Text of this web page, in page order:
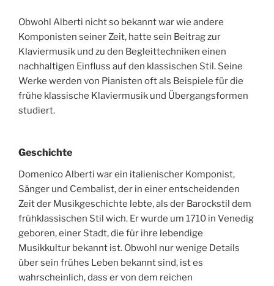
Obwohl Alberti nicht so bekannt war wie andere
Komponisten seiner Zeit, hatte sein Beitrag zur
Klaviermusik und zu den Begleittechniken einen
nachhaltigen Einfluss auf den klassischen Stil. Seine
Werke werden von Pianisten oft als Beispiele für die
frühe klassische Klaviermusik und Übergangsformen
studiert.
Geschichte
Domenico Alberti war ein italienischer Komponist,
Sänger und Cembalist, der in einer entscheidenden
Zeit der Musikgeschichte lebte, als der Barockstil dem
frühklassischen Stil wich. Er wurde um 1710 in Venedig
geboren, einer Stadt, die für ihre lebendige
Musikkultur bekannt ist. Obwohl nur wenige Details
über sein frühes Leben bekannt sind, ist es
wahrscheinlich, dass er von dem reichen